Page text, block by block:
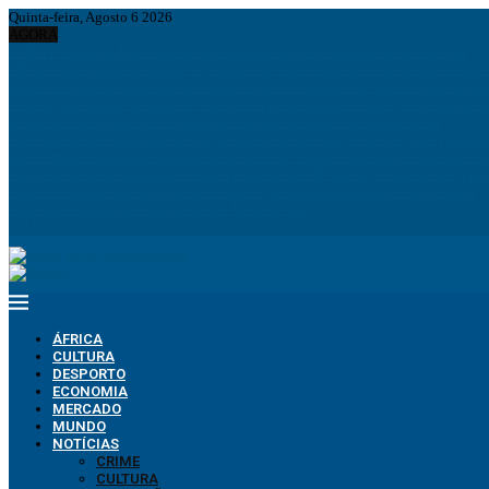
Quinta-feira, Agosto 6 2026
ÁFRICA
CULTURA
DESPORTO
ECONOMIA
MERCADO
MUNDO
NOTÍCIAS
CRIME
CULTURA